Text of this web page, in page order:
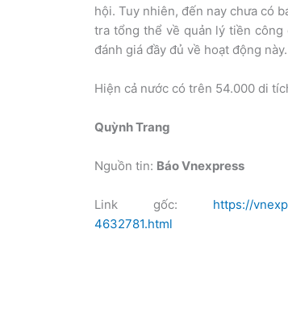
hội. Tuy nhiên, đến nay chưa có
tra tổng thể về quản lý tiền
đánh giá đầy đủ về hoạt động này.
Hiện cả nước có trên 54.000 di
Quỳnh Trang
Nguồn tin: Báo Vnexpress
Link gốc: https://
4632781.html